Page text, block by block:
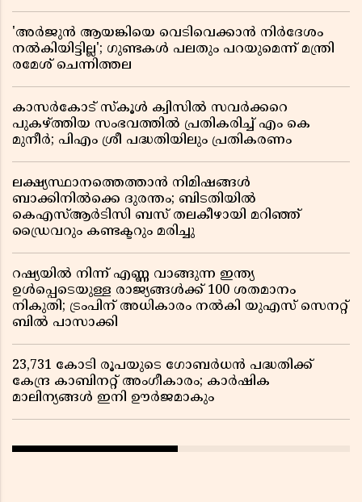
'അർജുൻ ആയങ്കിയെ വെടിവെക്കാൻ നിർദേശം
നൽകിയിട്ടില്ല'; ഗുണ്ടകൾ പലതും പറയുമെന്ന് മന്ത്രി
രമേശ് ചെന്നിത്തല
കാസർകോട് സ്കൂൾ ക്വിസിൽ സവർക്കറെ
പുകഴ്ത്തിയ സംഭവത്തിൽ പ്രതികരിച്ച് എം കെ
മുനീർ; പിഎം ശ്രീ പദ്ധതിയിലും പ്രതികരണം
ലക്ഷ്യസ്ഥാനത്തെത്താൻ നിമിഷങ്ങൾ
ബാക്കിനിൽക്കെ ദുരന്തം; ബിടതിയിൽ
കെഎസ്ആർടിസി ബസ് തലകീഴായി മറിഞ്ഞ്
ഡ്രൈവറും കണ്ടക്ടറും മരിച്ചു
റഷ്യയിൽ നിന്ന് എണ്ണ വാങ്ങുന്ന ഇന്ത്യ
ഉൾപ്പെടെയുള്ള രാജ്യങ്ങൾക്ക് 100 ശതമാനം
നികുതി; ട്രംപിന് അധികാരം നൽകി യുഎസ് സെനറ്റ്
ബിൽ പാസാക്കി
23,731 കോടി രൂപയുടെ ഗോബർധൻ പദ്ധതിക്ക്
കേന്ദ്ര കാബിനറ്റ് അംഗീകാരം; കാർഷിക
മാലിന്യങ്ങൾ ഇനി ഊർജമാകും